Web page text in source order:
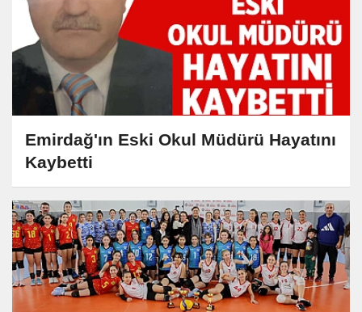
Emirdağ'ın Eski Okul Müdürü Hayatını
Kaybetti